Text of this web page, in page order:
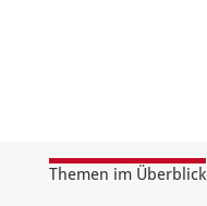
Themen im Überblick